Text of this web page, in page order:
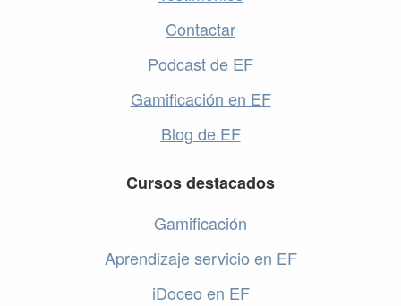
Contactar
Podcast de EF
Gamificación en EF
Blog de EF
Cursos destacados
Gamificación
Aprendizaje servicio en EF
iDoceo en EF